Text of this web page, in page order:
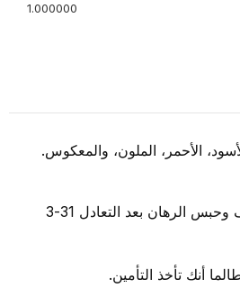
1.000000
الأحمر، الملون، والمعكوس.
إن احتمالات خسارة النصف وحبس الرهان بعد التعادل 31-3
أنك تأخذ التأمين.